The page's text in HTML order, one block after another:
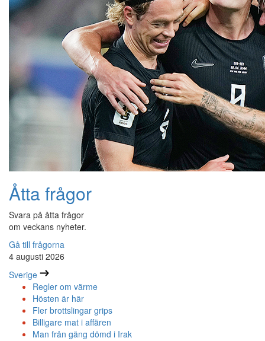
Åtta frågor
Svara på åtta frågor
om veckans nyheter.
Gå till frågorna
4 augusti 2026
Sverige
Regler om värme
Hösten är här
Fler brottslingar grips
Billigare mat i affären
Man från gäng dömd i Irak